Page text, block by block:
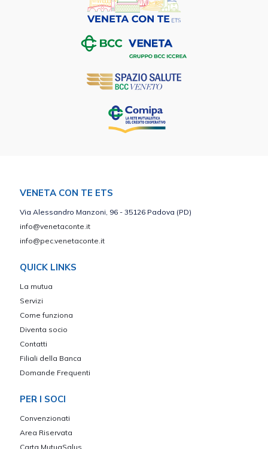
VENETA CON TE ETS
Via Alessandro Manzoni, 96 - 35126 Padova (PD)
info@venetaconte.it
info@pec.venetaconte.it
QUICK LINKS
La mutua
Servizi
Come funziona
Diventa socio
Contatti
Filiali della Banca
Domande Frequenti
PER I SOCI
Convenzionati
Area Riservata
Carta MutuaSalus